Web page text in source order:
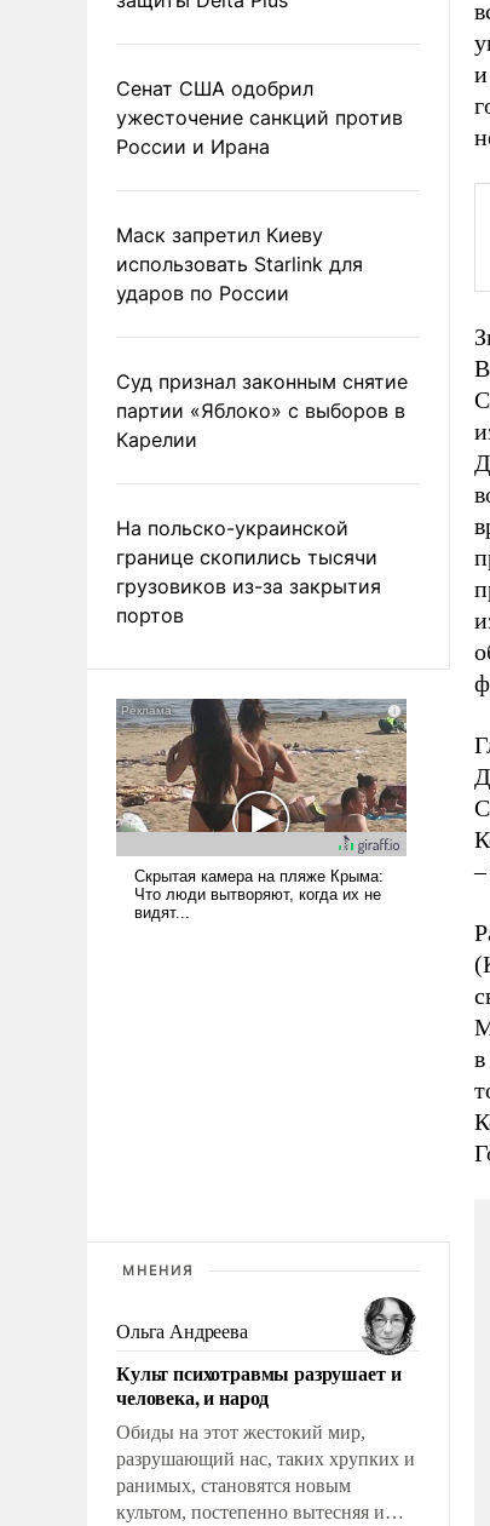
Сенат США одобрил
ужесточение санкций против
России и Ирана
Маск запретил Киеву
использовать Starlink для
ударов по России
Суд признал законным снятие
партии «Яблоко» с выборов в
Карелии
На польско-украинской
границе скопились тысячи
грузовиков из-за закрытия
портов
МНЕНИЯ
Ольга Андреева
Культ психотравмы разрушает и
человека, и народ
Обиды на этот жестокий мир,
разрушающий нас, таких хрупких и
ранимых, становятся новым
культом, постепенно вытесняя и